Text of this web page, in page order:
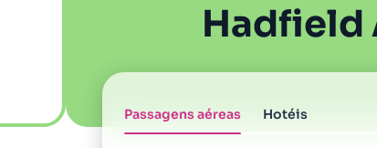
Passagens aéreas Hotéis